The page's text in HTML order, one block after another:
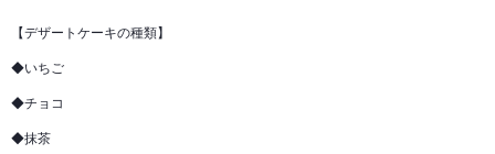
【デザートケーキの種類】
◆いちご
◆チョコ
◆抹茶